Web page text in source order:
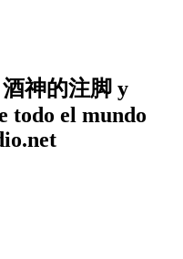
神的注脚 y
todo el mundo